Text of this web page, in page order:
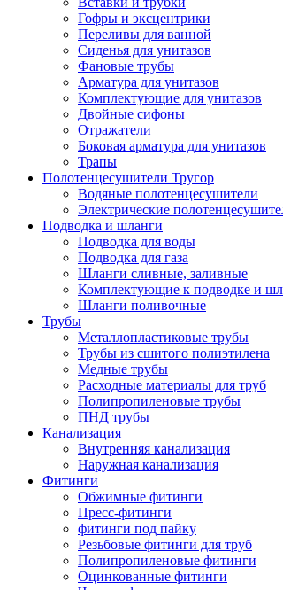
Гофры и эксцентрики
Переливы для ванной
Сиденья для унитазов
Фановые трубы
Арматура для унитазов
Комплектующие для унитазов
Двойные сифоны
Отражатели
Боковая арматура для унитазов
Трапы
Полотенцесушители Тругор
Водяные полотенцесушители
Электрические
Подводка и шланги
Подводка для воды
Подводка для газа
Шланги сливные, заливные
Комплектующие к подводке и
Шланги поливочные
Трубы
Металлопластиковые трубы
Трубы из сшитого полиэтилена
Медные трубы
Расходные материалы для труб
Полипропиленовые трубы
ПНД трубы
Канализация
Внутренняя канализация
Наружная канализация
Фитинги
Обжимные фитинги
Пресс-фитинги
фитинги под пайку
Резьбовые фитинги для труб
Полипропиленовые фитинги
Оцинкованные фитинги